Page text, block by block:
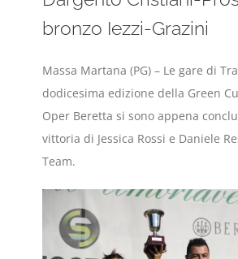
bronzo Iezzi-Grazini
Massa Martana (PG) – Le gare di
dodicesima edizione della Green
Oper Beretta si sono appena
vittoria di Jessica Rossi e Daniele
Team.